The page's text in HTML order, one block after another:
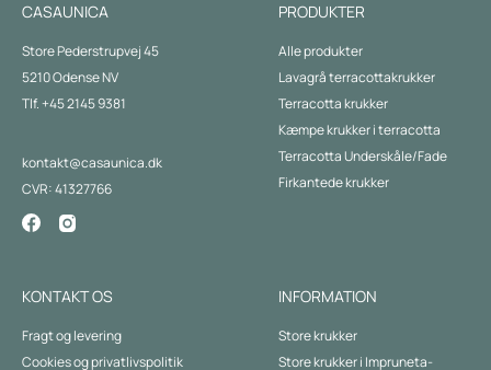
CASAUNICA
Store Pederstrupvej 45
5210 Odense NV
Tlf. +45 2145 9381
kontakt@casaunica.dk
CVR: 41327766
PRODUKTER
Alle produkter
Lavagrå terracottakrukker
Terracotta krukker
Kæmpe krukker i terracotta
Terracotta Underskåle/Fade
Firkantede krukker
KONTAKT OS
Fragt og levering
Cookies og privatlivspolitik
INFORMATION
Store krukker
Store krukker i Impruneta-